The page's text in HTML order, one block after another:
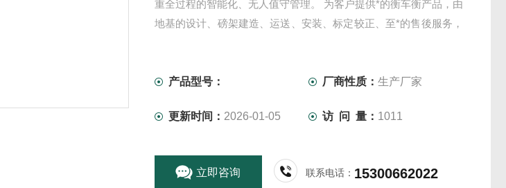
重全过程的智能化、无人值守管理。 为客户提供*的衡车衡产品，由
地基的设计、磅架建造、运送、安装、标定较正、至*的售後服务，
产品型号：
厂商性质：生产厂家
更新时间： 2026-01-05 访 问 量： 1011
立即咨询 联系电话： 15300662022